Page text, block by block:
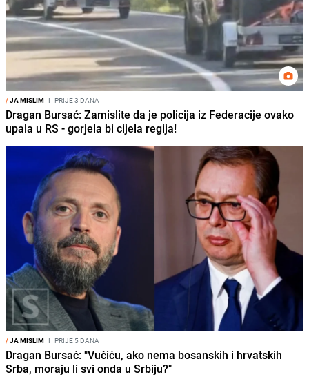
/JA MISLIM I PRIJE 3 DANA
Dragan Bursać: Zamislite da je policija iz Federacije ovako
upala u RS - gorjela bi cijela regija!
/JA MISLIM I PRIJE 5 DANA
Dragan Bursać: "Vučiću, ako nema bosanskih i hrvatskih
Srba, moraju li svi onda u Srbiju?"